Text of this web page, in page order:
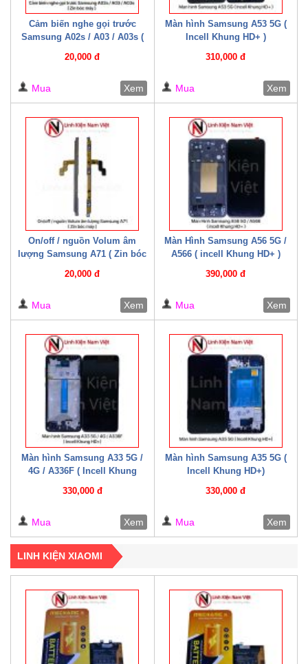
Cảm biến nghe gọi trước
Samsung A02s / A03 / A03s (
20,000 đ
Mua Xem
Màn hình Samsung A53 5G (
Incell Khung HD+ )
310,000 đ
Mua Xem
On/off / nguồn Volum âm
lượng Samsung A71 ( Zin bóc
20,000 đ
Mua Xem
Màn Hình Samsung A56 5G /
A566 ( incell Khung HD+ )
390,000 đ
Mua Xem
Màn hình Samsung A33 5G /
4G / A336F ( Incell Khung
330,000 đ
Mua Xem
Màn hình Samsung A35 5G (
Incell Khung HD+)
330,000 đ
Mua Xem
LINH KIỆN XIAOMI